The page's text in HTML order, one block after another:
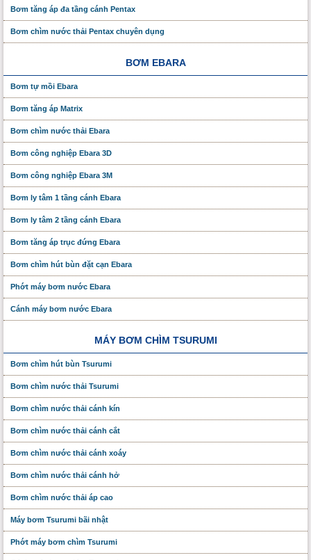
Bơm tăng áp đa tầng cánh Pentax
Bơm chìm nước thải Pentax chuyên dụng
BƠM EBARA
Bơm tự mồi Ebara
Bơm tăng áp Matrix
Bơm chìm nước thải Ebara
Bơm công nghiệp Ebara 3D
Bơm công nghiệp Ebara 3M
Bơm ly tâm 1 tầng cánh Ebara
Bơm ly tâm 2 tầng cánh Ebara
Bơm tăng áp trục đứng Ebara
Bơm chìm hút bùn đặt cạn Ebara
Phớt máy bơm nước Ebara
Cánh máy bơm nước Ebara
MÁY BƠM CHÌM TSURUMI
Bơm chìm hút bùn Tsurumi
Bơm chìm nước thải Tsurumi
Bơm chìm nước thải cánh kín
Bơm chìm nước thải cánh cắt
Bơm chìm nước thải cánh xoáy
Bơm chìm nước thải cánh hở
Bơm chìm nước thải áp cao
Máy bơm Tsurumi bãi nhật
Phớt máy bơm chìm Tsurumi